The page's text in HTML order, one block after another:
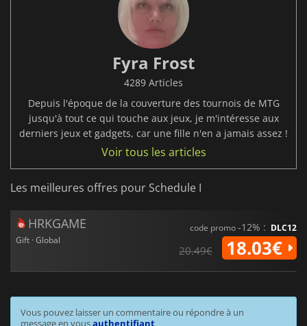
Fyra Frost
4289 Articles
Depuis l'époque de la couverture des tournois de MTG
jusqu'à tout ce qui touche aux jeux, je m'intéresse aux
derniers jeux et gadgets, car une fille n'en a jamais assez !
Voir tous les articles
Les meilleures offres pour Schedule I
HRKGAME
Gift · Global
code promo-12% : DLC12
20.49€ 18.03€
Vous pouvez laisser un commentaire ou répondre à un
message en vousauthentifiant